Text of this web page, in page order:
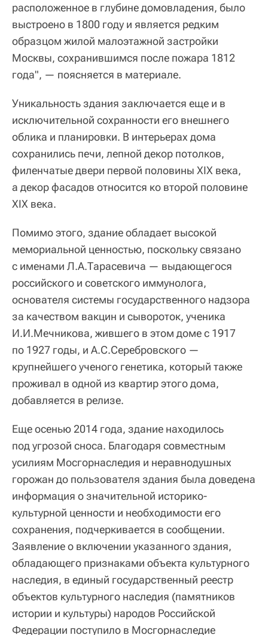
расположенное в глубине домовладения, было
выстроено в 1800 году и является редким
образцом жилой малоэтажной застройки
Москвы, сохранившимся после пожара 1812
года", — поясняется в материале.
Уникальность здания заключается еще и в
исключительной сохранности его внешнего
облика и планировки. В интерьерах дома
сохранились печи, лепной декор потолков,
филенчатые двери первой половины XIX века,
а декор фасадов относится ко второй половине
XIX века.
Помимо этого, здание обладает высокой
мемориальной ценностью, поскольку связано
с именами Л.А.Тарасевича — выдающегося
российского и советского иммунолога,
основателя системы государственного надзора
за качеством вакцин и сывороток, ученика
И.И.Мечникова, жившего в этом доме с 1917
по 1927 годы, и А.С.Серебровского —
крупнейшего ученого генетика, который также
проживал в одной из квартир этого дома,
добавляется в релизе.
Еще осенью 2014 года, здание находилось
под угрозой сноса. Благодаря совместным
усилиям Мосгорнаследия и неравнодушных
горожан до пользователя здания была доведена
информация о значительной историко-
культурной ценности и необходимости его
сохранения, подчеркивается в сообщении.
Заявление о включении указанного здания,
обладающего признаками объекта культурного
наследия, в единый государственный реестр
объектов культурного наследия (памятников
истории и культуры) народов Российской
Федерации поступило в Мосгорнаследие